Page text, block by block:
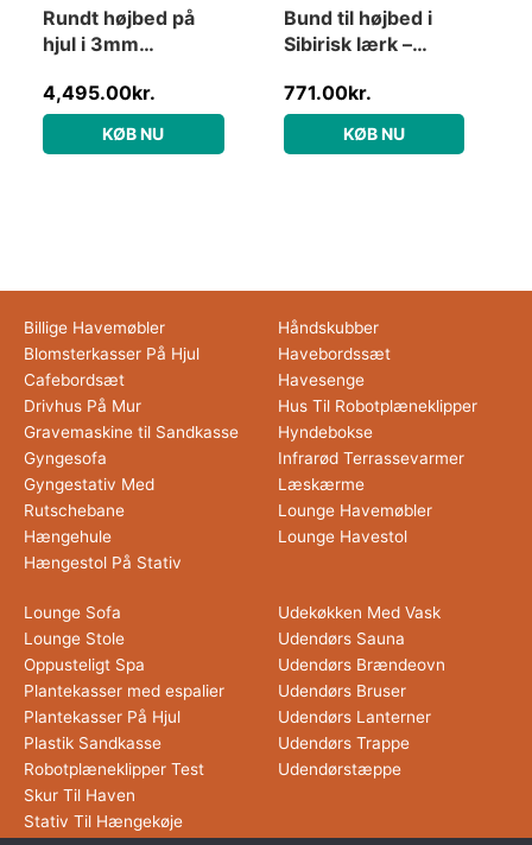
Rundt højbed på
hjul i 3mm
bund Ø79cm – 30
cm – Sort (malet)
4,495.00kr.
KØB NU
Bund til højbed i
Sibirisk lærk –
771.00kr.
KØB NU
Billige Havemøbler
Blomsterkasser På Hjul
Cafebordsæt
Drivhus På Mur
Gravemaskine til Sandkasse
Gyngesofa
Gyngestativ Med
Rutschebane
Hængehule
Hængestol På Stativ
Håndskubber
Havebordssæt
Havesenge
Hus Til Robotplæneklipper
Hyndebokse
Infrarød Terrassevarmer
Læskærme
Lounge Havemøbler
Lounge Havestol
Lounge Sofa
Lounge Stole
Oppusteligt Spa
Plantekasser med espalier
Plantekasser På Hjul
Plastik Sandkasse
Robotplæneklipper Test
Skur Til Haven
Stativ Til Hængekøje
Udekøkken Med Vask
Udendørs Sauna
Udendørs Brændeovn
Udendørs Bruser
Udendørs Lanterner
Udendørs Trappe
Udendørstæppe